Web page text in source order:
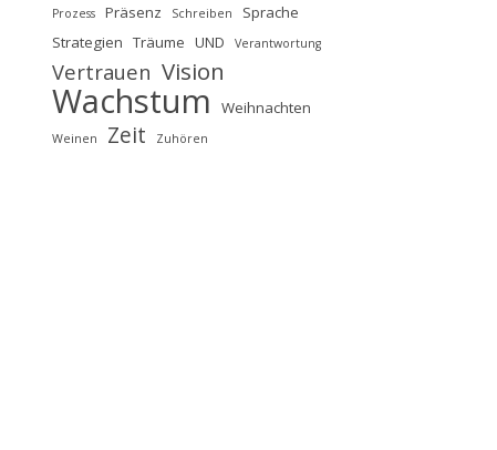
Prozess Präsenz Schreiben
Sprache
Strategien Träume UND Verantwortung
Vertrauen Vision
Wachstum Weihnachten
Weinen Zeit Zuhören